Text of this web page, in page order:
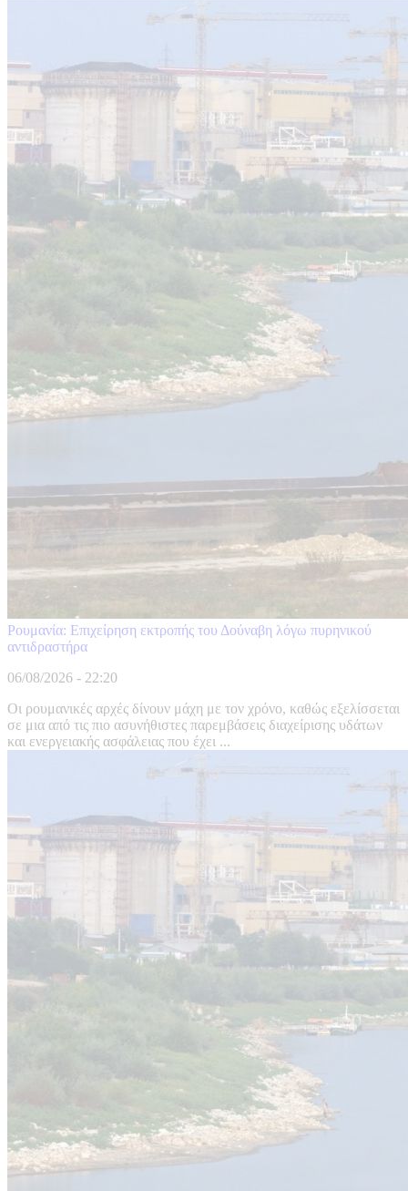
Ρουμανία: Επιχείρηση εκτροπής του Δούναβη λόγω πυρηνικού
αντιδραστήρα
06/08/2026 - 22:20
Οι ρουμανικές αρχές δίνουν μάχη με τον χρόνο, καθώς εξελίσσεται
σε μια από τις πιο ασυνήθιστες παρεμβάσεις διαχείρισης υδάτων
και ενεργειακής ασφάλειας που έχει ...